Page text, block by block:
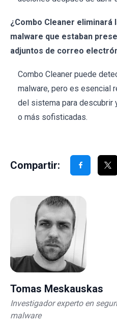
¿Combo Cleaner eliminará
malware que estaban
adjuntos de correo
Combo Cleaner puede
malware, pero es esencial
del sistema para descubrir
o más sofisticadas.
Compartir:
Tomas Meskauskas
Investigador experto en
malware